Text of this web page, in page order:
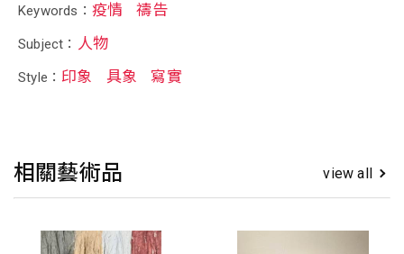
Keywords： 疫情 禱告
Subject： 人物
Style： 印象 具象 寫實
相關藝術品 view all